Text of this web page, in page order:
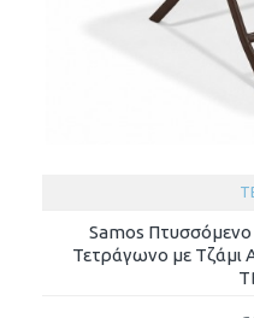
Samos
Τετράγωνο με Τζάμι